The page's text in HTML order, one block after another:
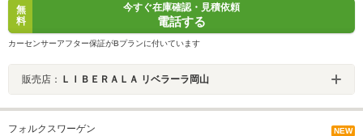
無
料
今すぐ在庫確認・見積依頼
電話する
カーセンサーアフター保証がBプランに付いています
販売店： ＬＩＢＥＲＡＬＡ リベラーラ岡山
フォルクスワーゲン NEW